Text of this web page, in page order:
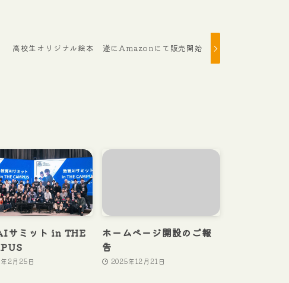
高校生オリジナル絵本 遂にAmazonにて販売開始
サミット in THE
2月25日
ホームページ開設のご報
告
2025年12月21日